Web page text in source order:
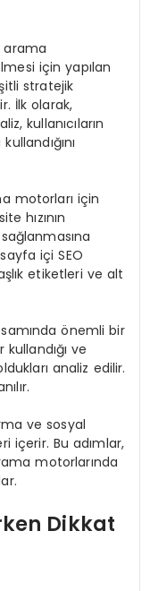
arama
için yapılan
stratejik
İlk olarak,
kullanıcıların
motorları için
hızının
içi SEO
etiketleri ve alt
önemli bir
ve
analiz edilir.
ve sosyal
içerir. Bu adımlar,
motorlarında
Dikkat